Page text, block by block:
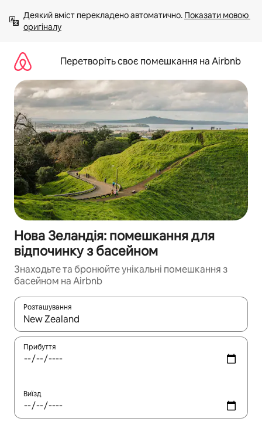
вмісту
Деякий вміст перекладено автоматично. Показати мовою
оригіналу
Перетворіть своє помешкання на Airbnb
Нова Зеландія: помешкання для
відпочинку з басейном
Знаходьте та бронюйте унікальні помешкання з
басейном на Airbnb
Розташування
Отримавши результати пошуку, використовуйте для
Прибуття
Виїзд